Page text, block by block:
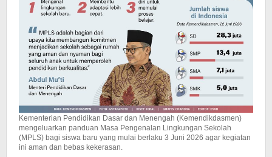
Kementerian Pendidikan Dasar dan Menengah (Kemendikdasmen)
mengeluarkan panduan Masa Pengenalan Lingkungan Sekolah
(MPLS) bagi siswa baru yang mulai berlaku 3 Juni 2026 agar kegiatan
ini aman dan bebas kekerasan.